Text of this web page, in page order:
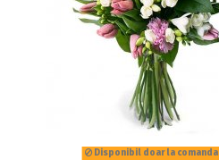
Disponibil doar la comanda